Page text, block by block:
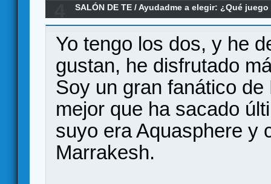
SALÓN DE TE /Ayudadme a elegir: ¿Qué
Yo tengo los dos, y he
gustan, he disfrutado
Soy un gran fanático
mejor que ha sacado
suyo era Aquasphere y
Marrakesh.